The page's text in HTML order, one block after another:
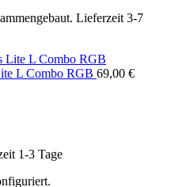
Lieferzeit 3-7
L Combo RGB 69,00 €
1-3 Tage